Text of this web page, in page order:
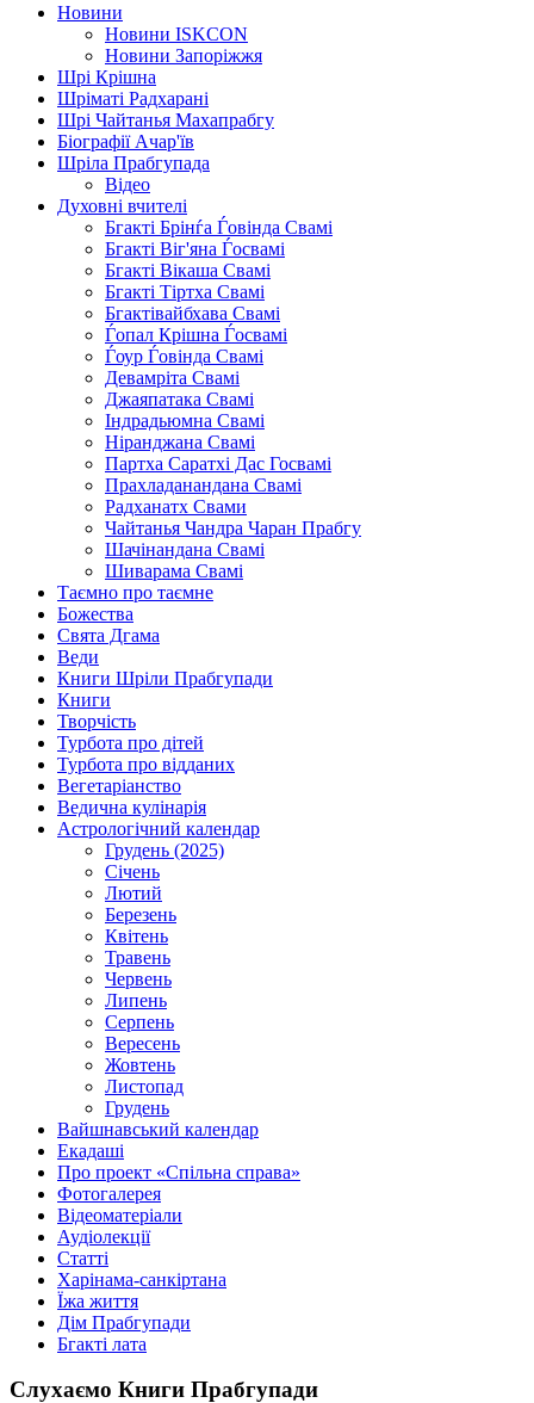
Новини
Новини ISKCON
Новини Запоріжжя
Шрі Крішна
Шріматі Радхарані
Шрі Чайтанья Махапрабгу
Біографії Ачар'їв
Шріла Прабгупада
Відео
Духовні вчителі
Бгакті Брінѓа Ѓовінда Свамі
Бгакті Віг'яна Ѓосвамі
Бгакті Вікаша Свамі
Бгакті Тіртха Свамі
Бгактівайбхава Свамі
Ѓопал Крішна Ѓосвамі
Ѓоур Ѓовінда Свамі
Девамріта Свамі
Джаяпатака Свамі
Індрадьюмна Свамі
Ніранджана Свамі
Партха Саратхі Дас Госвамі
Прахладанандана Свамі
Радханатх Свами
Чайтанья Чандра Чаран Прабгу
Шачінандана Свамі
Шиварама Свамі
Таємно про таємне
Божества
Свята Дгама
Веди
Книги Шріли Прабгупади
Книги
Творчість
Турбота про дітей
Турбота про відданих
Вегетаріанство
Ведична кулінарія
Астрологічний календар
Грудень (2025)
Січень
Лютий
Березень
Квітень
Травень
Червень
Липень
Серпень
Вересень
Жовтень
Листопад
Грудень
Вайшнавський календар
Екадаші
Про проект «Спільна справа»
Фотогалерея
Відеоматеріали
Аудіолекції
Статті
Харінама-санкіртана
Їжа життя
Дім Прабгупади
Бгакті лата
Слухаємо Книги Прабгупади